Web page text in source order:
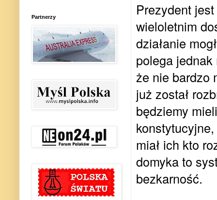
Prezydent
wieloletnim
działanie
polega
że nie bardzo
już został
będziemy
miał ich kto
domyka to
bezkarność.
Partnerzy